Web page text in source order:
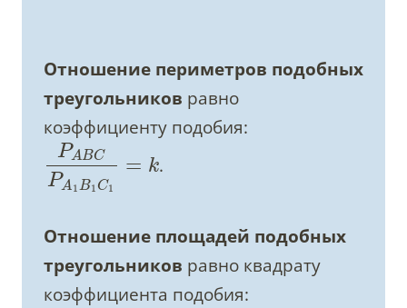
Отношение периметров подобных
треугольников равно
коэффициенту подобия:
PABC
PA1B1C1
= k.
Отношение площадей подобных
треугольников равно квадрату
коэффициента подобия: